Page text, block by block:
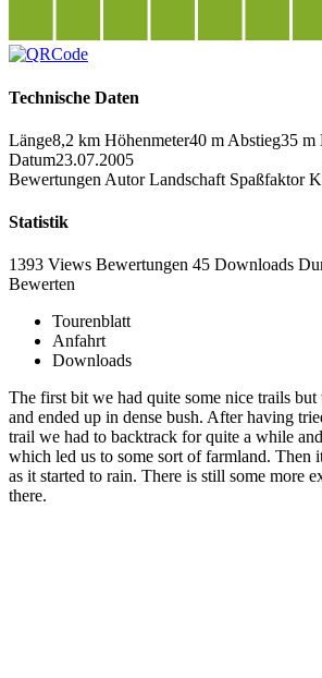
Technische Daten
Länge8,2 km Höhenmeter40 m Abstieg35 m
Datum23.07.2005
Bewertungen Autor Landschaft Spaßfaktor
Statistik
1393 Views Bewertungen 45 Downloads
Bewerten
Tourenblatt
Anfahrt
Downloads
The first bit we had quite some nice trails
and ended up in dense bush. After having
trail we had to backtrack for quite a while
which led us to some sort of farmland. Then
as it started to rain. There is still some more
there.